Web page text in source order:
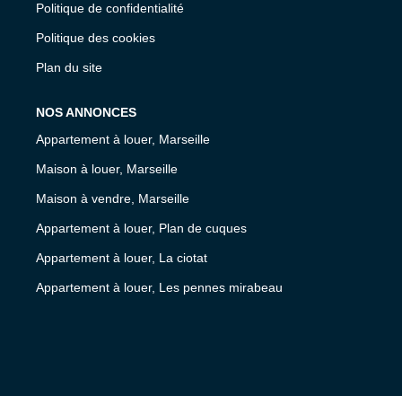
Politique de confidentialité
Politique des cookies
Plan du site
NOS ANNONCES
Appartement à louer, Marseille
Maison à louer, Marseille
Maison à vendre, Marseille
Appartement à louer, Plan de cuques
Appartement à louer, La ciotat
Appartement à louer, Les pennes mirabeau